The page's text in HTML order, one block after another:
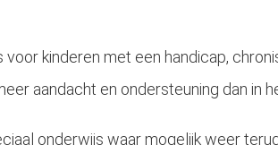
kinderen met een handicap,
aandacht en ondersteuning dan in
onderwijs waar mogelijk weer